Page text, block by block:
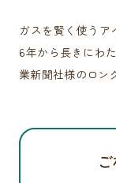
ガスを賢く使う
6年から長きにわ
業新聞社様のロン